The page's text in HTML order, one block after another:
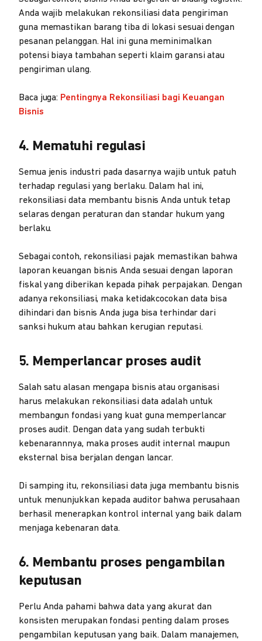
Anda wajib melakukan rekonsiliasi data pengiriman
guna memastikan barang tiba di lokasi sesuai dengan
pesanan pelanggan. Hal ini guna meminimalkan
potensi biaya tambahan seperti klaim garansi atau
pengiriman ulang.
Baca juga: Pentingnya Rekonsiliasi bagi Keuangan
Bisnis
4. Mematuhi regulasi
Semua jenis industri pada dasarnya wajib untuk patuh
terhadap regulasi yang berlaku. Dalam hal ini,
rekonsiliasi data membantu bisnis Anda untuk tetap
selaras dengan peraturan dan standar hukum yang
berlaku.
Sebagai contoh, rekonsiliasi pajak memastikan bahwa
laporan keuangan bisnis Anda sesuai dengan laporan
fiskal yang diberikan kepada pihak perpajakan. Dengan
adanya rekonsiliasi, maka ketidakcocokan data bisa
dihindari dan bisnis Anda juga bisa terhindar dari
sanksi hukum atau bahkan kerugian reputasi.
5. Memperlancar proses audit
Salah satu alasan mengapa bisnis atau organisasi
harus melakukan rekonsiliasi data adalah untuk
membangun fondasi yang kuat guna memperlancar
proses audit. Dengan data yang sudah terbukti
kebenarannnya, maka proses audit internal maupun
eksternal bisa berjalan dengan lancar.
Di samping itu, rekonsiliasi data juga membantu bisnis
untuk menunjukkan kepada auditor bahwa perusahaan
berhasil menerapkan kontrol internal yang baik dalam
menjaga kebenaran data.
6. Membantu proses pengambilan
keputusan
Perlu Anda pahami bahwa data yang akurat dan
konsisten merupakan fondasi penting dalam proses
pengambilan keputusan yang baik. Dalam manajemen,